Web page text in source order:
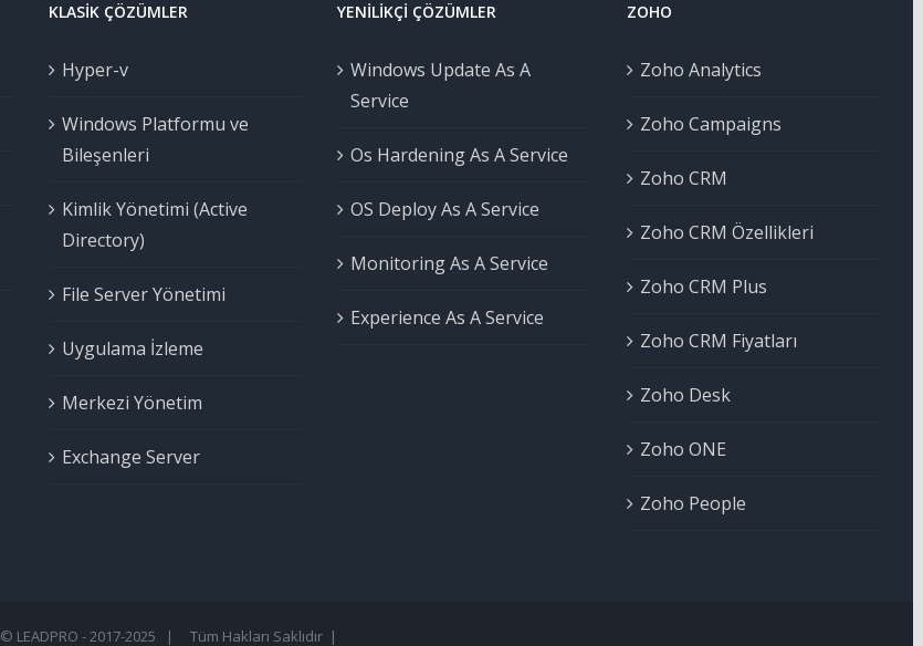
KLASIK ÇÖZÜMLER
Hyper-v
Windows Platformu ve
Bileşenleri
Kimlik Yönetimi (Active
Directory)
File Server Yönetimi
Uygulama İzleme
Merkezi Yönetim
Exchange Server
YENILIKÇI ÇÖZÜMLER
Windows Update As A
Service
Os Hardening As A Service
OS Deploy As A Service
Monitoring As A Service
Experience As A Service
ZOHO
Zoho Analytics
Zoho Campaigns
Zoho CRM
Zoho CRM Özellikleri
Zoho CRM Plus
Zoho CRM Fiyatları
Zoho Desk
Zoho ONE
Zoho People
© LEADPRO - 2017-2025 | Tüm Hakları Saklıdır |